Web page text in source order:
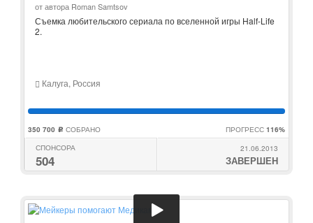
от автора Roman Samtsov
Съемка любительского сериала по вселенной игры Half-Life
2.
Калуга, Россия
350 700 c СОБРАНО ПРОГРЕСС 116%
СПОНСОРА
504
21.06.2013
ЗАВЕРШЕН